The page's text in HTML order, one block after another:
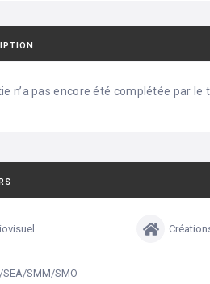
n’a pas encore été complétée par le
SEA/SMM/SMO